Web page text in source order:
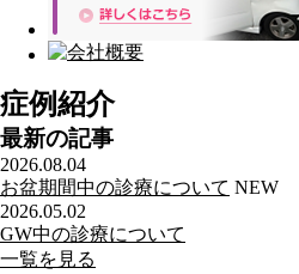
症例紹介
最新の記事
2026.08.04
お盆期間中の診療について NEW
2026.05.02
GW中の診療について
一覧を見る